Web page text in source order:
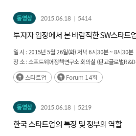
송은강(캡스톤파트너스 대표) 투자자 입장에서 본 바람
노상범(OKKY 대표) 개발자가 바라본 SW스타트업
동영상 2015.06.18 5414
투자자 입장에서 본 바람직한 SW스타트
일 시 : 2015년 5월 26일(화) 저녁 6시30분 ~ 8시30분
장 소 : 소프트웨어정책연구소 회의실 (판교글로벌
임정욱(스타트업 얼라이언스 센터장) 한국 스타트업의
송은강(캡스톤파트너스 대표) 투자자 입장에서 본 바람
노상범(OKKY 대표) 개발자가 바라본 SW스타트업
스타트업 Forum 14회
동영상 2015.06.18 5219
한국 스타트업의 특징 및 정부의 역할